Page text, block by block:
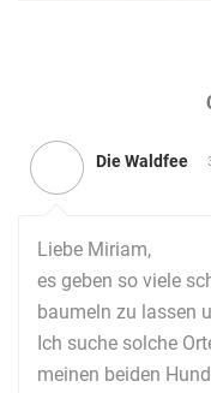
Die Waldfee
Liebe Miriam,
es geben so viele
baumeln zu lassen
Ich suche solche
meinen beiden